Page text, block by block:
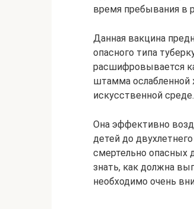
время пребывания в
Данная вакцина
опасного типа
расшифровывается
штамма ослабленной
искусственной среде.
Она эффективно
детей до
смертельно опасных
знать, как должна
необходимо очень